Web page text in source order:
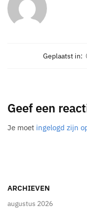
Geplaatst in:
Geef een
Je moet ingelogd zijn
ARCHIEVEN
augustus 2026